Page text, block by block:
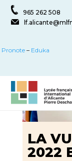
965 262 508
Pronote – Eduka
LA
2022